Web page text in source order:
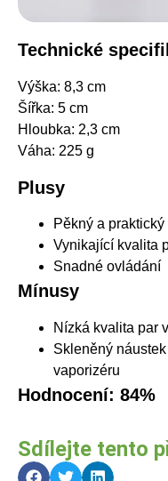
Technické
Výška: 8,3 cm
Šířka: 5 cm
Hloubka: 2,3 cm
Váha: 225 g
Plusy
Pěkný a praktický
Vynikající kvalita
Snadné ovládání
Mínusy
Nízká kvalita par
Skleněný
vaporizéru
Hodnocení: 84%
Sdílejte tento